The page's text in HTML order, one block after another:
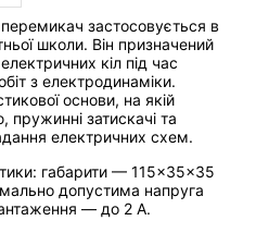
застосовується в
школи. Він призначений
кіл під час
з електродинаміки.
основи, на якій
пружинні затискачі та
електричних схем.
габарити — 115×35×35
допустима напруга
— до 2 А.